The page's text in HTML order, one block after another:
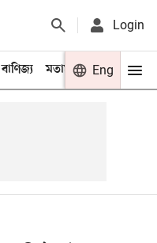
Login
বাণিজ্য মতামত খেলা
Eng